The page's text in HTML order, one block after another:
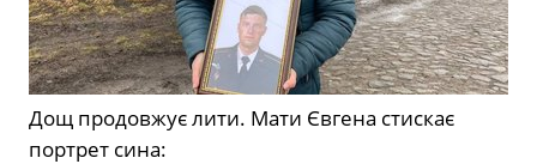
Дощ продовжує лити. Мати Євгена стискає
портрет сина: